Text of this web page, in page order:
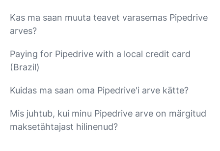
Kas ma saan muuta teavet varasemas Pipedrive
arves?
Paying for Pipedrive with a local credit card
(Brazil)
Kuidas ma saan oma Pipedrive'i arve kätte?
Mis juhtub, kui minu Pipedrive arve on märgitud
maksetähtajast hilinenud?